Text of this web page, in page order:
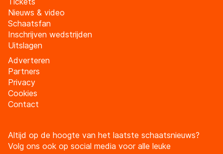
Nieuws & video
Schaatsfan
Inschrijven wedstrijden
Uitslagen
Adverteren
Partners
Privacy
Cookies
Contact
Altijd op de hoogte van het laatste schaatsnieuws?
Volg ons ook op social media voor alle leuke